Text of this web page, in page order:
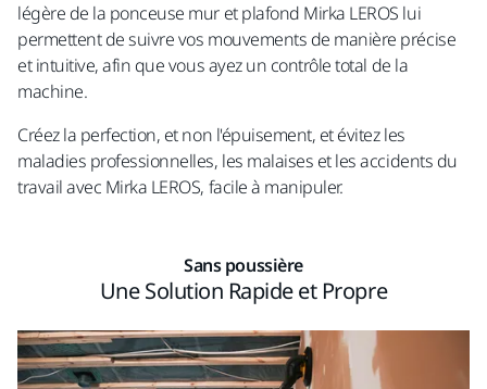
Envoyer
légère de la ponceuse mur et plafond Mirka LEROS lui
permettent de suivre vos mouvements de manière précise
et intuitive, afin que vous ayez un contrôle total de la
machine.
Créez la perfection, et non l'épuisement, et évitez les
maladies professionnelles, les malaises et les accidents du
travail avec Mirka LEROS, facile à manipuler.
Sans poussière
Une Solution Rapide et Propre